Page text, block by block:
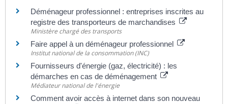
Déménageur professionnel : entreprises inscrites au
registre des transporteurs de marchandises
Ministère chargé des transports
Faire appel à un déménageur professionnel
Institut national de la consommation (INC)
Fournisseurs d'énergie (gaz, électricité) : les
démarches en cas de déménagement
Médiateur national de l'énergie
Comment avoir accès à internet dans son nouveau